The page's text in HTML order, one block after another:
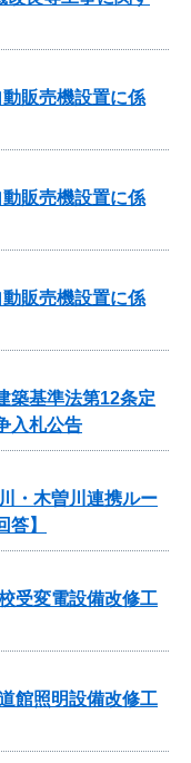
販売機設置に係
販売機設置に係
販売機設置に係
築基準法第12条定
入札公告
・木曽川連携ルー
答】
受変電設備改修工
館照明設備改修工